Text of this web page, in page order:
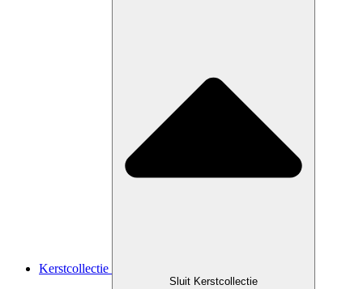
Kerstcollectie
Sluit Kerstcollectie